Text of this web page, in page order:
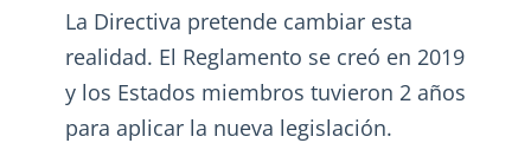
La Directiva pretende cambiar esta
realidad. El Reglamento se creó en 2019
y los Estados miembros tuvieron 2 años
para aplicar la nueva legislación.